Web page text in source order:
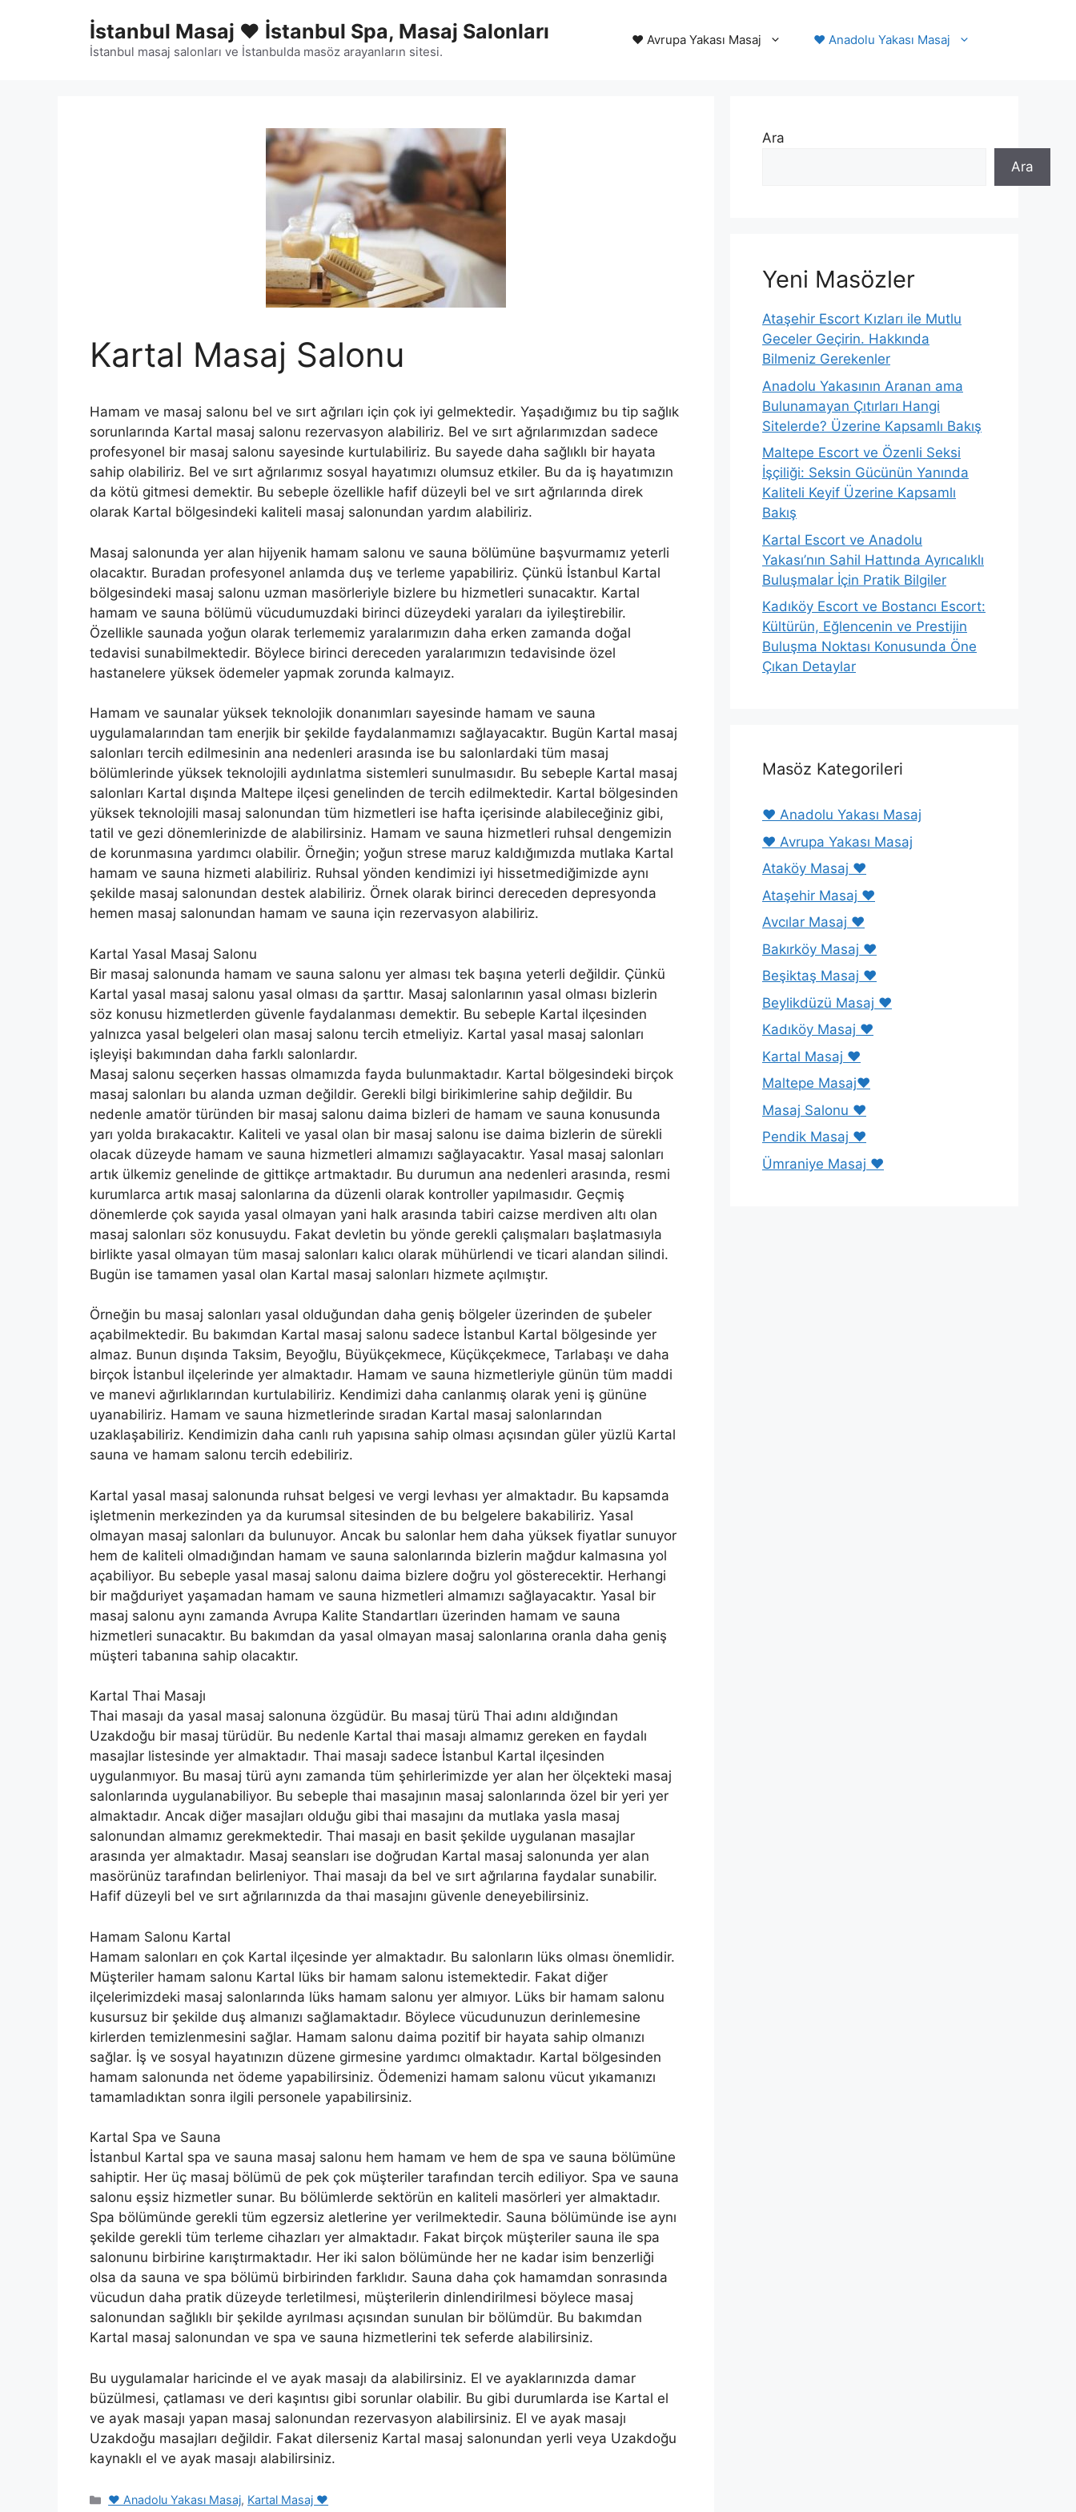
İstanbul Masaj ❤️ İstanbul Spa, Masaj Salonları
İstanbul masaj salonları ve İstanbulda masöz arayanların sitesi.
❤️ Avrupa Yakası Masaj ❤️ Anadolu Yakası Masaj
Kartal Masaj Salonu
Hamam ve masaj salonu bel ve sırt ağrıları için çok iyi gelmektedir. Yaşadığımız bu tip sağlık
sorunlarında Kartal masaj salonu rezervasyon alabiliriz. Bel ve sırt ağrılarımızdan sadece
profesyonel bir masaj salonu sayesinde kurtulabiliriz. Bu sayede daha sağlıklı bir hayata
sahip olabiliriz. Bel ve sırt ağrılarımız sosyal hayatımızı olumsuz etkiler. Bu da iş hayatımızın
da kötü gitmesi demektir. Bu sebeple özellikle hafif düzeyli bel ve sırt ağrılarında direk
olarak Kartal bölgesindeki kaliteli masaj salonundan yardım alabiliriz.
Masaj salonunda yer alan hijyenik hamam salonu ve sauna bölümüne başvurmamız yeterli
olacaktır. Buradan profesyonel anlamda duş ve terleme yapabiliriz. Çünkü İstanbul Kartal
bölgesindeki masaj salonu uzman masörleriyle bizlere bu hizmetleri sunacaktır. Kartal
hamam ve sauna bölümü vücudumuzdaki birinci düzeydeki yaraları da iyileştirebilir.
Özellikle saunada yoğun olarak terlememiz yaralarımızın daha erken zamanda doğal
tedavisi sunabilmektedir. Böylece birinci dereceden yaralarımızın tedavisinde özel
hastanelere yüksek ödemeler yapmak zorunda kalmayız.
Hamam ve saunalar yüksek teknolojik donanımları sayesinde hamam ve sauna
uygulamalarından tam enerjik bir şekilde faydalanmamızı sağlayacaktır. Bugün Kartal masaj
salonları tercih edilmesinin ana nedenleri arasında ise bu salonlardaki tüm masaj
bölümlerinde yüksek teknolojili aydınlatma sistemleri sunulmasıdır. Bu sebeple Kartal masaj
salonları Kartal dışında Maltepe ilçesi genelinden de tercih edilmektedir. Kartal bölgesinden
yüksek teknolojili masaj salonundan tüm hizmetleri ise hafta içerisinde alabileceğiniz gibi,
tatil ve gezi dönemlerinizde de alabilirsiniz. Hamam ve sauna hizmetleri ruhsal dengemizin
de korunmasına yardımcı olabilir. Örneğin; yoğun strese maruz kaldığımızda mutlaka Kartal
hamam ve sauna hizmeti alabiliriz. Ruhsal yönden kendimizi iyi hissetmediğimizde aynı
şekilde masaj salonundan destek alabiliriz. Örnek olarak birinci dereceden depresyonda
hemen masaj salonundan hamam ve sauna için rezervasyon alabiliriz.
Kartal Yasal Masaj Salonu
Bir masaj salonunda hamam ve sauna salonu yer alması tek başına yeterli değildir. Çünkü
Kartal yasal masaj salonu yasal olması da şarttır. Masaj salonlarının yasal olması bizlerin
söz konusu hizmetlerden güvenle faydalanması demektir. Bu sebeple Kartal ilçesinden
yalnızca yasal belgeleri olan masaj salonu tercih etmeliyiz. Kartal yasal masaj salonları
işleyişi bakımından daha farklı salonlardır.
Masaj salonu seçerken hassas olmamızda fayda bulunmaktadır. Kartal bölgesindeki birçok
masaj salonları bu alanda uzman değildir. Gerekli bilgi birikimlerine sahip değildir. Bu
nedenle amatör türünden bir masaj salonu daima bizleri de hamam ve sauna konusunda
yarı yolda bırakacaktır. Kaliteli ve yasal olan bir masaj salonu ise daima bizlerin de sürekli
olacak düzeyde hamam ve sauna hizmetleri almamızı sağlayacaktır. Yasal masaj salonları
artık ülkemiz genelinde de gittikçe artmaktadır. Bu durumun ana nedenleri arasında, resmi
kurumlarca artık masaj salonlarına da düzenli olarak kontroller yapılmasıdır. Geçmiş
dönemlerde çok sayıda yasal olmayan yani halk arasında tabiri caizse merdiven altı olan
masaj salonları söz konusuydu. Fakat devletin bu yönde gerekli çalışmaları başlatmasıyla
birlikte yasal olmayan tüm masaj salonları kalıcı olarak mühürlendi ve ticari alandan silindi.
Bugün ise tamamen yasal olan Kartal masaj salonları hizmete açılmıştır.
Örneğin bu masaj salonları yasal olduğundan daha geniş bölgeler üzerinden de şubeler
açabilmektedir. Bu bakımdan Kartal masaj salonu sadece İstanbul Kartal bölgesinde yer
almaz. Bunun dışında Taksim, Beyoğlu, Büyükçekmece, Küçükçekmece, Tarlabaşı ve daha
birçok İstanbul ilçelerinde yer almaktadır. Hamam ve sauna hizmetleriyle günün tüm maddi
ve manevi ağırlıklarından kurtulabiliriz. Kendimizi daha canlanmış olarak yeni iş gününe
uyanabiliriz. Hamam ve sauna hizmetlerinde sıradan Kartal masaj salonlarından
uzaklaşabiliriz. Kendimizin daha canlı ruh yapısına sahip olması açısından güler yüzlü Kartal
sauna ve hamam salonu tercih edebiliriz.
Kartal yasal masaj salonunda ruhsat belgesi ve vergi levhası yer almaktadır. Bu kapsamda
işletmenin merkezinden ya da kurumsal sitesinden de bu belgelere bakabiliriz. Yasal
olmayan masaj salonları da bulunuyor. Ancak bu salonlar hem daha yüksek fiyatlar sunuyor
hem de kaliteli olmadığından hamam ve sauna salonlarında bizlerin mağdur kalmasına yol
açabiliyor. Bu sebeple yasal masaj salonu daima bizlere doğru yol gösterecektir. Herhangi
bir mağduriyet yaşamadan hamam ve sauna hizmetleri almamızı sağlayacaktır. Yasal bir
masaj salonu aynı zamanda Avrupa Kalite Standartları üzerinden hamam ve sauna
hizmetleri sunacaktır. Bu bakımdan da yasal olmayan masaj salonlarına oranla daha geniş
müşteri tabanına sahip olacaktır.
Kartal Thai Masajı
Thai masajı da yasal masaj salonuna özgüdür. Bu masaj türü Thai adını aldığından
Uzakdoğu bir masaj türüdür. Bu nedenle Kartal thai masajı almamız gereken en faydalı
masajlar listesinde yer almaktadır. Thai masajı sadece İstanbul Kartal ilçesinden
uygulanmıyor. Bu masaj türü aynı zamanda tüm şehirlerimizde yer alan her ölçekteki masaj
salonlarında uygulanabiliyor. Bu sebeple thai masajının masaj salonlarında özel bir yeri yer
almaktadır. Ancak diğer masajları olduğu gibi thai masajını da mutlaka yasla masaj
salonundan almamız gerekmektedir. Thai masajı en basit şekilde uygulanan masajlar
arasında yer almaktadır. Masaj seansları ise doğrudan Kartal masaj salonunda yer alan
masörünüz tarafından belirleniyor. Thai masajı da bel ve sırt ağrılarına faydalar sunabilir.
Hafif düzeyli bel ve sırt ağrılarınızda da thai masajını güvenle deneyebilirsiniz.
Hamam Salonu Kartal
Hamam salonları en çok Kartal ilçesinde yer almaktadır. Bu salonların lüks olması önemlidir.
Müşteriler hamam salonu Kartal lüks bir hamam salonu istemektedir. Fakat diğer
ilçelerimizdeki masaj salonlarında lüks hamam salonu yer almıyor. Lüks bir hamam salonu
kusursuz bir şekilde duş almanızı sağlamaktadır. Böylece vücudunuzun derinlemesine
kirlerden temizlenmesini sağlar. Hamam salonu daima pozitif bir hayata sahip olmanızı
sağlar. İş ve sosyal hayatınızın düzene girmesine yardımcı olmaktadır. Kartal bölgesinden
hamam salonunda net ödeme yapabilirsiniz. Ödemenizi hamam salonu vücut yıkamanızı
tamamladıktan sonra ilgili personele yapabilirsiniz.
Kartal Spa ve Sauna
İstanbul Kartal spa ve sauna masaj salonu hem hamam ve hem de spa ve sauna bölümüne
sahiptir. Her üç masaj bölümü de pek çok müşteriler tarafından tercih ediliyor. Spa ve sauna
salonu eşsiz hizmetler sunar. Bu bölümlerde sektörün en kaliteli masörleri yer almaktadır.
Spa bölümünde gerekli tüm egzersiz aletlerine yer verilmektedir. Sauna bölümünde ise aynı
şekilde gerekli tüm terleme cihazları yer almaktadır. Fakat birçok müşteriler sauna ile spa
salonunu birbirine karıştırmaktadır. Her iki salon bölümünde her ne kadar isim benzerliği
olsa da sauna ve spa bölümü birbirinden farklıdır. Sauna daha çok hamamdan sonrasında
vücudun daha pratik düzeyde terletilmesi, müşterilerin dinlendirilmesi böylece masaj
salonundan sağlıklı bir şekilde ayrılması açısından sunulan bir bölümdür. Bu bakımdan
Kartal masaj salonundan ve spa ve sauna hizmetlerini tek seferde alabilirsiniz.
Bu uygulamalar haricinde el ve ayak masajı da alabilirsiniz. El ve ayaklarınızda damar
büzülmesi, çatlaması ve deri kaşıntısı gibi sorunlar olabilir. Bu gibi durumlarda ise Kartal el
ve ayak masajı yapan masaj salonundan rezervasyon alabilirsiniz. El ve ayak masajı
Uzakdoğu masajları değildir. Fakat dilerseniz Kartal masaj salonundan yerli veya Uzakdoğu
kaynaklı el ve ayak masajı alabilirsiniz.
Kategoriler
❤️ Anadolu Yakası Masaj, Kartal Masaj ❤️
Ara
Ara
Yeni Masözler
Ataşehir Escort Kızları ile Mutlu
Geceler Geçirin. Hakkında
Bilmeniz Gerekenler
Anadolu Yakasının Aranan ama
Bulunamayan Çıtırları Hangi
Sitelerde? Üzerine Kapsamlı Bakış
Maltepe Escort ve Özenli Seksi
İşçiliği: Seksin Gücünün Yanında
Kaliteli Keyif Üzerine Kapsamlı
Bakış
Kartal Escort ve Anadolu
Yakası’nın Sahil Hattında Ayrıcalıklı
Buluşmalar İçin Pratik Bilgiler
Kadıköy Escort ve Bostancı Escort:
Kültürün, Eğlencenin ve Prestijin
Buluşma Noktası Konusunda Öne
Çıkan Detaylar
Masöz Kategorileri
❤️ Anadolu Yakası Masaj
❤️ Avrupa Yakası Masaj
Ataköy Masaj ❤️
Ataşehir Masaj ❤️
Avcılar Masaj ❤️
Bakırköy Masaj ❤️
Beşiktaş Masaj ❤️
Beylikdüzü Masaj ❤️
Kadıköy Masaj ❤️
Kartal Masaj ❤️
Maltepe Masaj❤️
Masaj Salonu ❤️
Pendik Masaj ❤️
Ümraniye Masaj ❤️